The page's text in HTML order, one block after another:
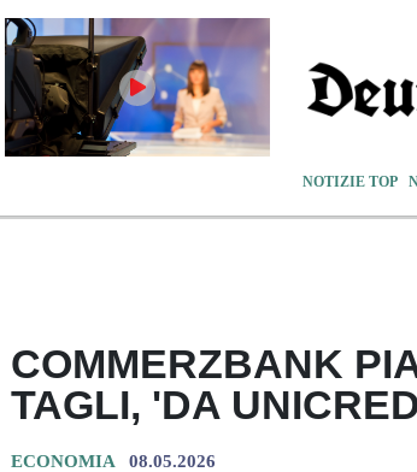
NOTIZIE TOP
COMMERZBANK
TAGLI, 'DA
ECONOMIA 08.05.2026